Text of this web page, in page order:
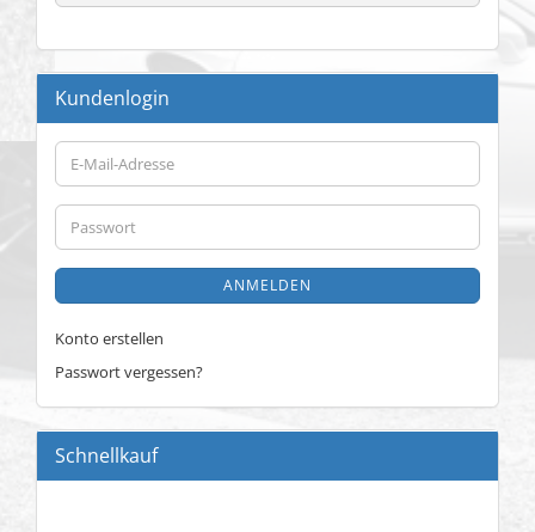
Kundenlogin
E-
Mail-
Adresse
Passwort
ANMELDEN
Konto erstellen
Passwort vergessen?
Schnellkauf